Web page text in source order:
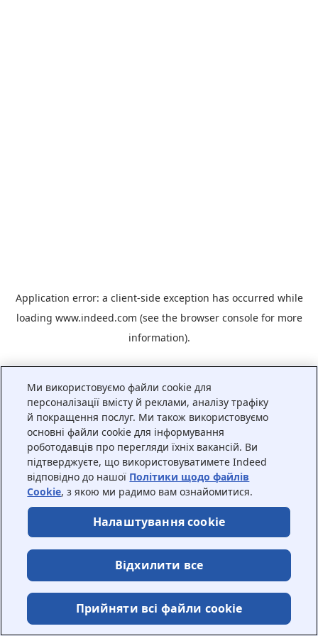
Application error: a client-side exception has occurred while
loading www.indeed.com (see the browser consolefor more
information).
Ми використовуємо файли cookie для
персоналізації вмісту й реклами, аналізу трафіку
й покращення послуг. Ми також використовуємо
основні файли cookie для інформування
роботодавців про перегляди їхніх вакансій. Ви
підтверджуєте, що використовуватимете Indeed
відповідно до нашої Політики щодо файлів
Cookie, з якою ми радимо вам ознайомитися.
Налаштування cookie
Відхилити все
Прийняти всі файли сookie